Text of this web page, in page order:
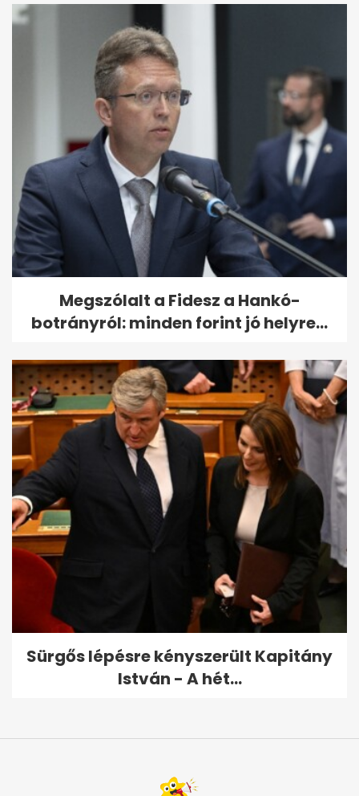
Megszólalt a Fidesz a Hankó-
botrányról: minden forint jó helyre...
Sürgős lépésre kényszerült Kapitány
István - A hét...